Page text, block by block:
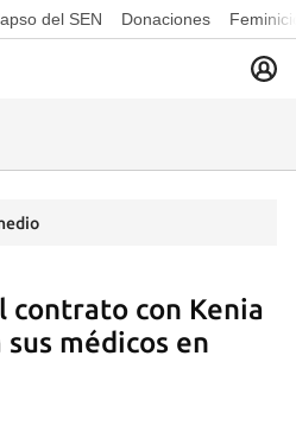
del SEN Donaciones
contrato con Kenia
médicos en